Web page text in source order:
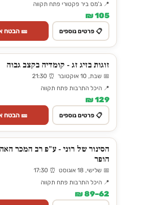
📍 ג'מס ביר פקטורי פתח תקווה
105 ₪
📋 פרטים נוספים 🎫 הבטח
זוגות בזיג זג - קומדיה בקצב גבוה
📅 שבת, 10 אוקטובר ⏰ 21:30
📍 היכל התרבות פתח תקווה
129 ₪
📋 פרטים נוספים 🎫 הבטח
הסינור של רוני - ע"פ רב המכר
הופר
📅 שלישי, 18 אוגוסט ⏰ 17:30
📍 היכל התרבות פתח תקווה
62–89 ₪